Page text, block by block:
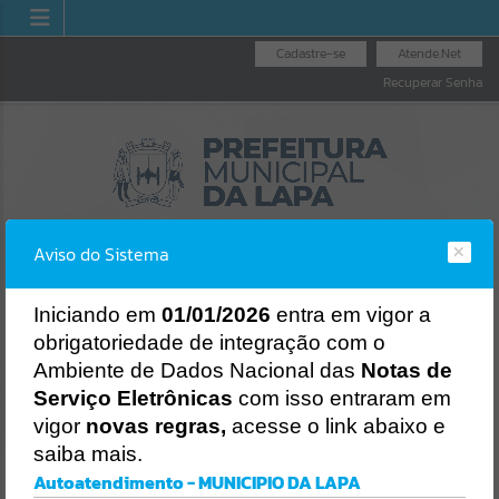
Atende.Net
Cadastre-se
Recuperar Senha
OUVIDORIA GERAL
DO MUNICÍPIO
LICITAÇÕES NOTA FISCAL
ELETRÔNICA
Aviso do Sistema
Iniciando em 01/01/2026 entra em vigor a
obrigatoriedade de integração com o
Ambiente de Dados Nacional das Notas de
Serviço Eletrônicas com isso entraram em
vigor novas regras, acesse o link abaixo e
saiba mais.
Autoatendimento - MUNICIPIO DA LAPA
Erro
Gerenciamento do Sistema
Ocorreu um erro de script: